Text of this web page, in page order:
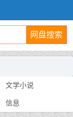
文学小说
信息